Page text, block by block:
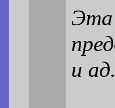
Эта
и